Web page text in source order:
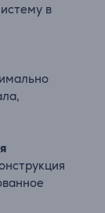
в